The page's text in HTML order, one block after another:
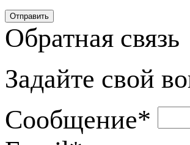
Обратная связь
Задайте свой
Сообщение*